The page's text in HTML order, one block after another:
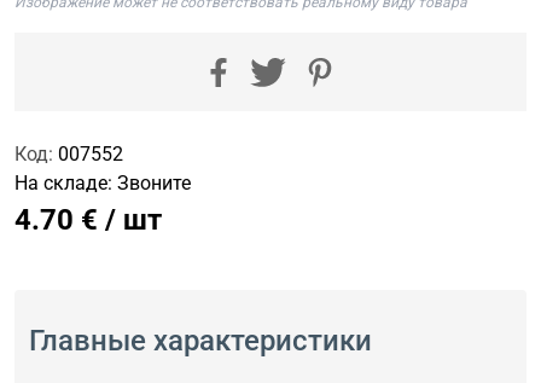
Код: 007552
На складе: Звоните
4.70 € / шт
Главные характеристики